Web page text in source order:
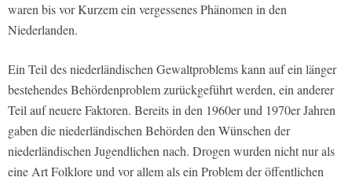
waren bis vor Kurzem ein vergessenes Phänomen in den
Niederlanden.
Ein Teil des niederländischen Gewaltproblems kann auf ein länger
bestehendes Behördenproblem zurückgeführt werden, ein anderer
Teil auf neuere Faktoren. Bereits in den 1960er und 1970er Jahren
gaben die niederländischen Behörden den Wünschen der
niederländischen Jugendlichen nach. Drogen wurden nicht nur als
eine Art Folklore und vor allem als ein Problem der öffentlichen